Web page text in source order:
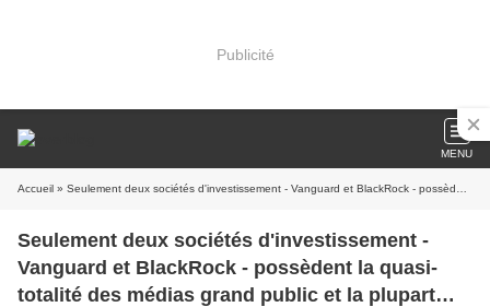
Publicité
MENU
Accueil » Seulement deux sociétés d'investissement - Vanguard et BlackRock - possèdent la quasi-totalité des médias grand public et la plupart des grandes sociétés pharmaceutiques
Seulement deux sociétés d'investissement -
Vanguard et BlackRock - possèdent la quasi-
totalité des médias grand public et la plupart